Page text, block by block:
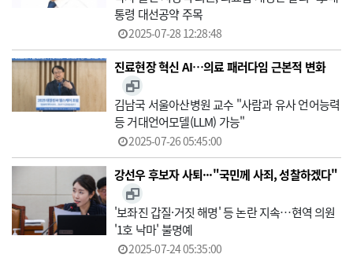
통령 대선공약 주목
2025-07-28 12:28:48
진료현장 혁신 AI…의료 패러다임 근본적 변화
김남국 서울아산병원 교수 "사람과 유사 언어능력
등 거대언어모델(LLM) 가능"
2025-07-26 05:45:00
강선우 후보자 사퇴···"국민께 사죄, 성찰하겠다"
'보좌진 갑질·거짓 해명' 등 논란 지속…현역 의원
'1호 낙마' 불명예
2025-07-24 05:35:00